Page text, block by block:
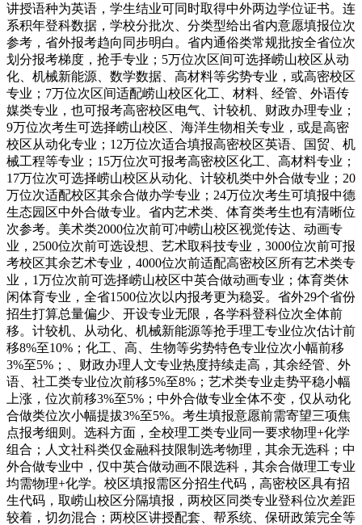
讲授语种为英语，学生结业可同时取得中外两边学位证书。连
系积年登科数据，学校分批次、分类型给出省内意愿填报位次
参考，省外报考趋向同步明白。省内通俗类常规批按全省位次
划分报考梯度，抢手专业；5万位次区间可选择崂山校区从动
化、机械新能源、数学数据、高材料等劣势专业，或高密校区
专业；7万位次区间适配崂山校区化工、材料、经管、外语传
媒类专业，也可报考高密校区电气、计较机、财政办理专业；
9万位次考生可选择崂山校区、海洋生物相关专业，或是高密
校区从动化专业；12万位次适合填报高密校区英语、国贸、机
械工程等专业；15万位次可报考高密校区化工、高材料专业；
17万位次可选择崂山校区从动化、计较机类中外合做专业；20
万位次适配校区其余合做办学专业；24万位次考生可填报中德
生态园区中外合做专业。省内艺术类、体育类考生也有清晰位
次参考。美术类2000位次前可冲崂山校区视觉传达、动画专
业，2500位次前可选设想、艺术取科技专业，3000位次前可报
考校区其余艺术专业，4000位次前适配高密校区所有艺术类专
业，1万位次前可选择崂山校区中英合做动画专业；体育类休
闲体育专业，全省1500位次以内报考更为稳妥。省外29个省份
招生打算总量偏少、开设专业无限，各学科登科位次全体前
移。计较机、从动化、机械新能源等抢手理工专业位次估计前
移8%至10%；化工、高、生物等劣势特色专业位次小幅前移
3%至5%；、财政办理人文专业热度持续走高，其余经管、外
语、社工类专业位次前移5%至8%；艺术类专业走势平稳小幅
上涨，位次前移3%至5%；中外合做专业全体不变，仅从动化
合做类位次小幅提拔3%至5%。考生填报意愿前需寄望三项焦
点报考细则。选科方面，全校理工类专业同一要求物理+化学
组合；人文社科类仅金融科技限制选考物理，其余无选科；中
外合做专业中，仅中英合做动画不限选科，其余合做理工专业
均需物理+化学。校区填报需区分招生代码，高密校区具有招
生代码，取崂山校区分隔填报，两校区同类专业登科位次差距
较着，切勿混合；两校区讲授配套、帮系统、保研政策完全等